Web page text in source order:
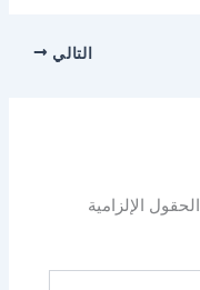
التالي
الحقول الإلزامية